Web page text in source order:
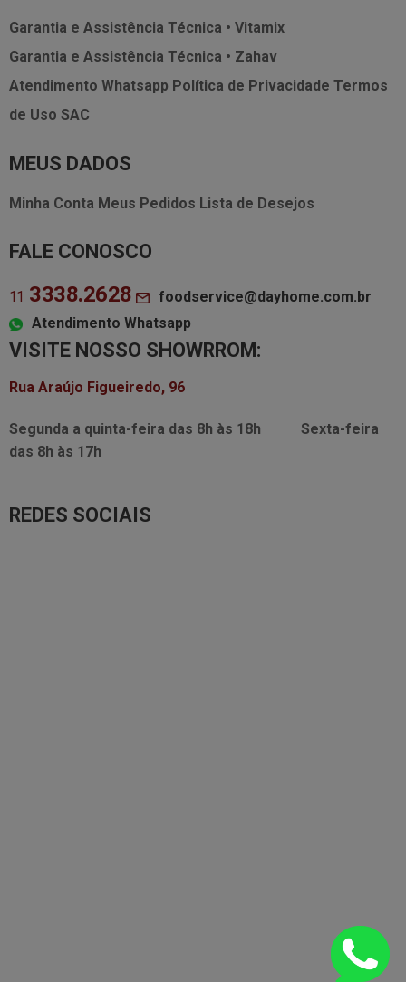
Garantia e Assistência Técnica • Vitamix
Garantia e Assistência Técnica • Zahav
Atendimento Whatsapp Política de Privacidade Termos
de Uso SAC
MEUS DADOS
Minha Conta Meus Pedidos Lista de Desejos
FALE CONOSCO
11 3338.2628
foodservice@dayhome.com.br
Atendimento Whatsapp
VISITE NOSSO SHOWRROM:
Rua Araújo Figueiredo, 96
Segunda a quinta-feira das 8h às 18h
Sexta-feira
das 8h às 17h
REDES SOCIAIS